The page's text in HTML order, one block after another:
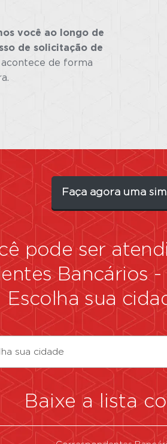
você ao longo de
de solicitação de
acontece de forma
Faça agora uma
pode ser
Bancários-
Escolha sua
sua cidade
Baixe a lista